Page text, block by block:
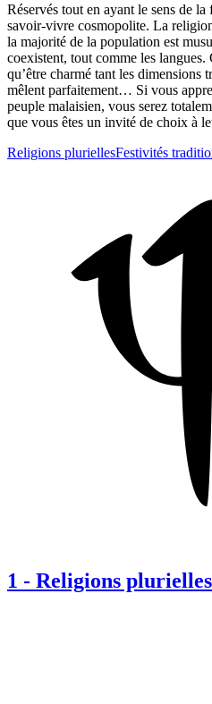
Réservés tout en ayant le sens de
savoir-vivre cosmopolite. La
la majorité de la population est
coexistent, tout comme les
qu’être charmé tant les dimensions
mêlent parfaitement… Si vous
peuple malaisien, vous serez
que vous êtes un invité de choix à
Religions pluriellesFestivités
1 - Religions plurielles